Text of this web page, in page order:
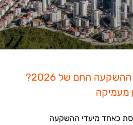
למה בטומי היא יעד ההשקעה החם של 2026?
מעמיקה
כאחד מיעדי ההשקעה